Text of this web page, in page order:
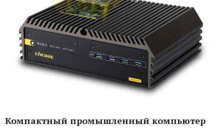
Компактный промышленный компьютер